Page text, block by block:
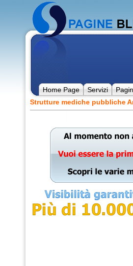
Home Page Servizi
Strutture mediche pubbliche